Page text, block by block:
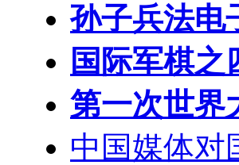
孙子兵法
国际军棋之
第一次世界
中国媒体对